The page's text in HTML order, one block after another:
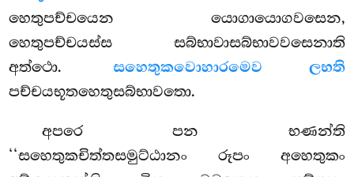
හෙතුපච්චයෙන යොගායොගවසෙන,
හෙතුපච්චයස්ස සබ්භාවාසබ්භාවවසෙනාති
අත්ථො. සහෙතුකවොහාරමෙව ලභති
පච්චයභූතහෙතුසබ්භාවතො.
අපරෙපන භණන්ති
‘‘සහෙතුකචිත්තසමුට්ඨානං රූපං අහෙතුකං